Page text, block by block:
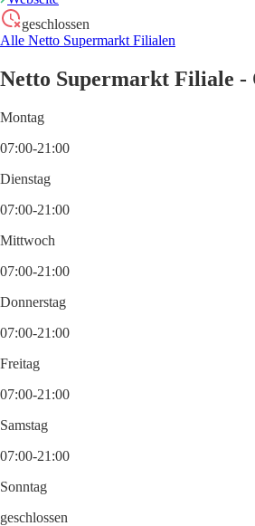
geschlossen
Alle Netto Supermarkt Filialen
Netto Supermarkt Filiale -
Montag
07:00-21:00
Dienstag
07:00-21:00
Mittwoch
07:00-21:00
Donnerstag
07:00-21:00
Freitag
07:00-21:00
Samstag
07:00-21:00
Sonntag
geschlossen